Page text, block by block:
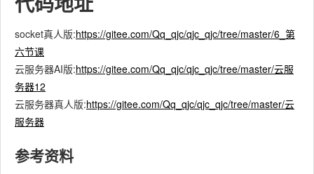
socket真人版:https://gitee.com/Qq_qjc/qjc_qjc/tree/master/6_第
六节课
云服务器AI版:https://gitee.com/Qq_qjc/qjc_qjc/tree/master/云服
务器12
云服务器真人版:https://gitee.com/Qq_qjc/qjc_qjc/tree/master/云
服务器
参考资料